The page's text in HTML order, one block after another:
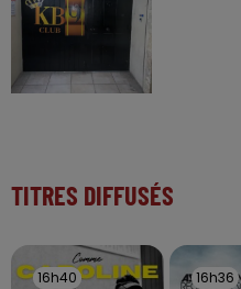
TITRES DIFFUSÉS
16h40
16h40 16h36
16h36